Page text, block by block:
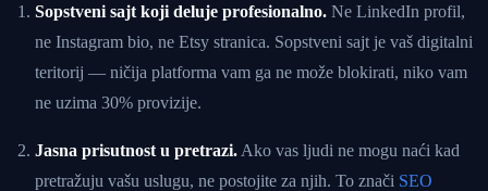
Sopstveni sajt koji deluje profesionalno. Ne LinkedIn profil,
ne Instagram bio, ne Etsy stranica. Sopstveni sajt je vaš digitalni
teritorij — ničija platforma vam ga ne može blokirati, niko vam
ne uzima 30% provizije.
Jasna prisutnost u pretrazi. Ako vas ljudi ne mogu naći kad
pretražuju vašu uslugu, ne postojite za njih. To znači SEO